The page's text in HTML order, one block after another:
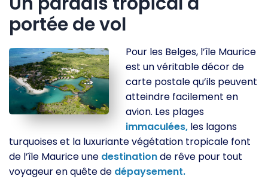
portée de vol
Pour les Belges, l’île Maurice
est un véritable décor de
carte postale qu’ils peuvent
atteindre facilement en
avion. Les plages
immaculées, les lagons
turquoises et la luxuriante végétation tropicale font
de l’île Maurice une destinationde rêve pour tout
voyageur en quête de dépaysement.